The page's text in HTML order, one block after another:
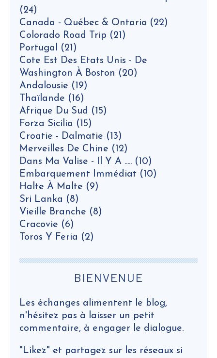
(24)
Canada - Québec & Ontario (22)
Colorado Road Trip (21)
Portugal (21)
Cote Est Des Etats Unis - De
Washington À Boston (20)
Andalousie (19)
Thaïlande (16)
Afrique Du Sud (15)
Forza Sicilia (15)
Croatie - Dalmatie (13)
Merveilles De Chine (12)
Dans Ma Valise - Il Y A ..... (10)
Embarquement Immédiat (10)
Halte À Malte (9)
Sri Lanka (8)
Vieille Branche (8)
Cracovie (6)
Toros Y Feria (2)
BIENVENUE
Les échanges alimentent le blog,
n'hésitez pas à laisser un petit
commentaire, à engager le dialogue.
"Likez" et partagez sur les réseaux si